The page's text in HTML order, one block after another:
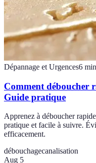
Dépannage et Urgences6 min
Comment déboucher
Guide pratique
Apprenez à déboucher
pratique et facile à suivre.
efficacement.
débouchagecanalisation
Aug 5